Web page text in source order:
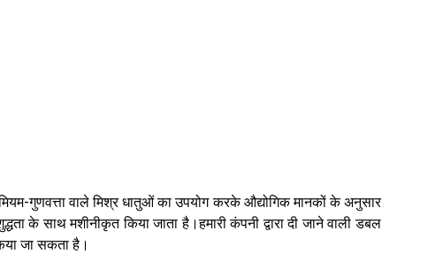
गुणवत्ता वाले मिश्र धातुओं का उपयोग करके औद्योगिक मानकों के अनुसार
के साथ मशीनीकृत किया जाता है।हमारी कंपनी द्वारा दी जाने वाली डबल
जा सकता है।